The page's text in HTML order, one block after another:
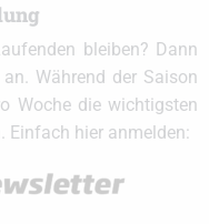
bleiben? Dann
Während der Saison
Woche die wichtigsten
Einfach hier anmelden: